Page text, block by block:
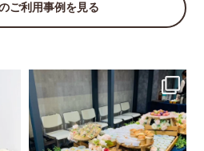
ご利用事例を見る
ミ
出
本日は大阪府大阪市でのケータリン
グ事例をご紹介します✨
...
3 0